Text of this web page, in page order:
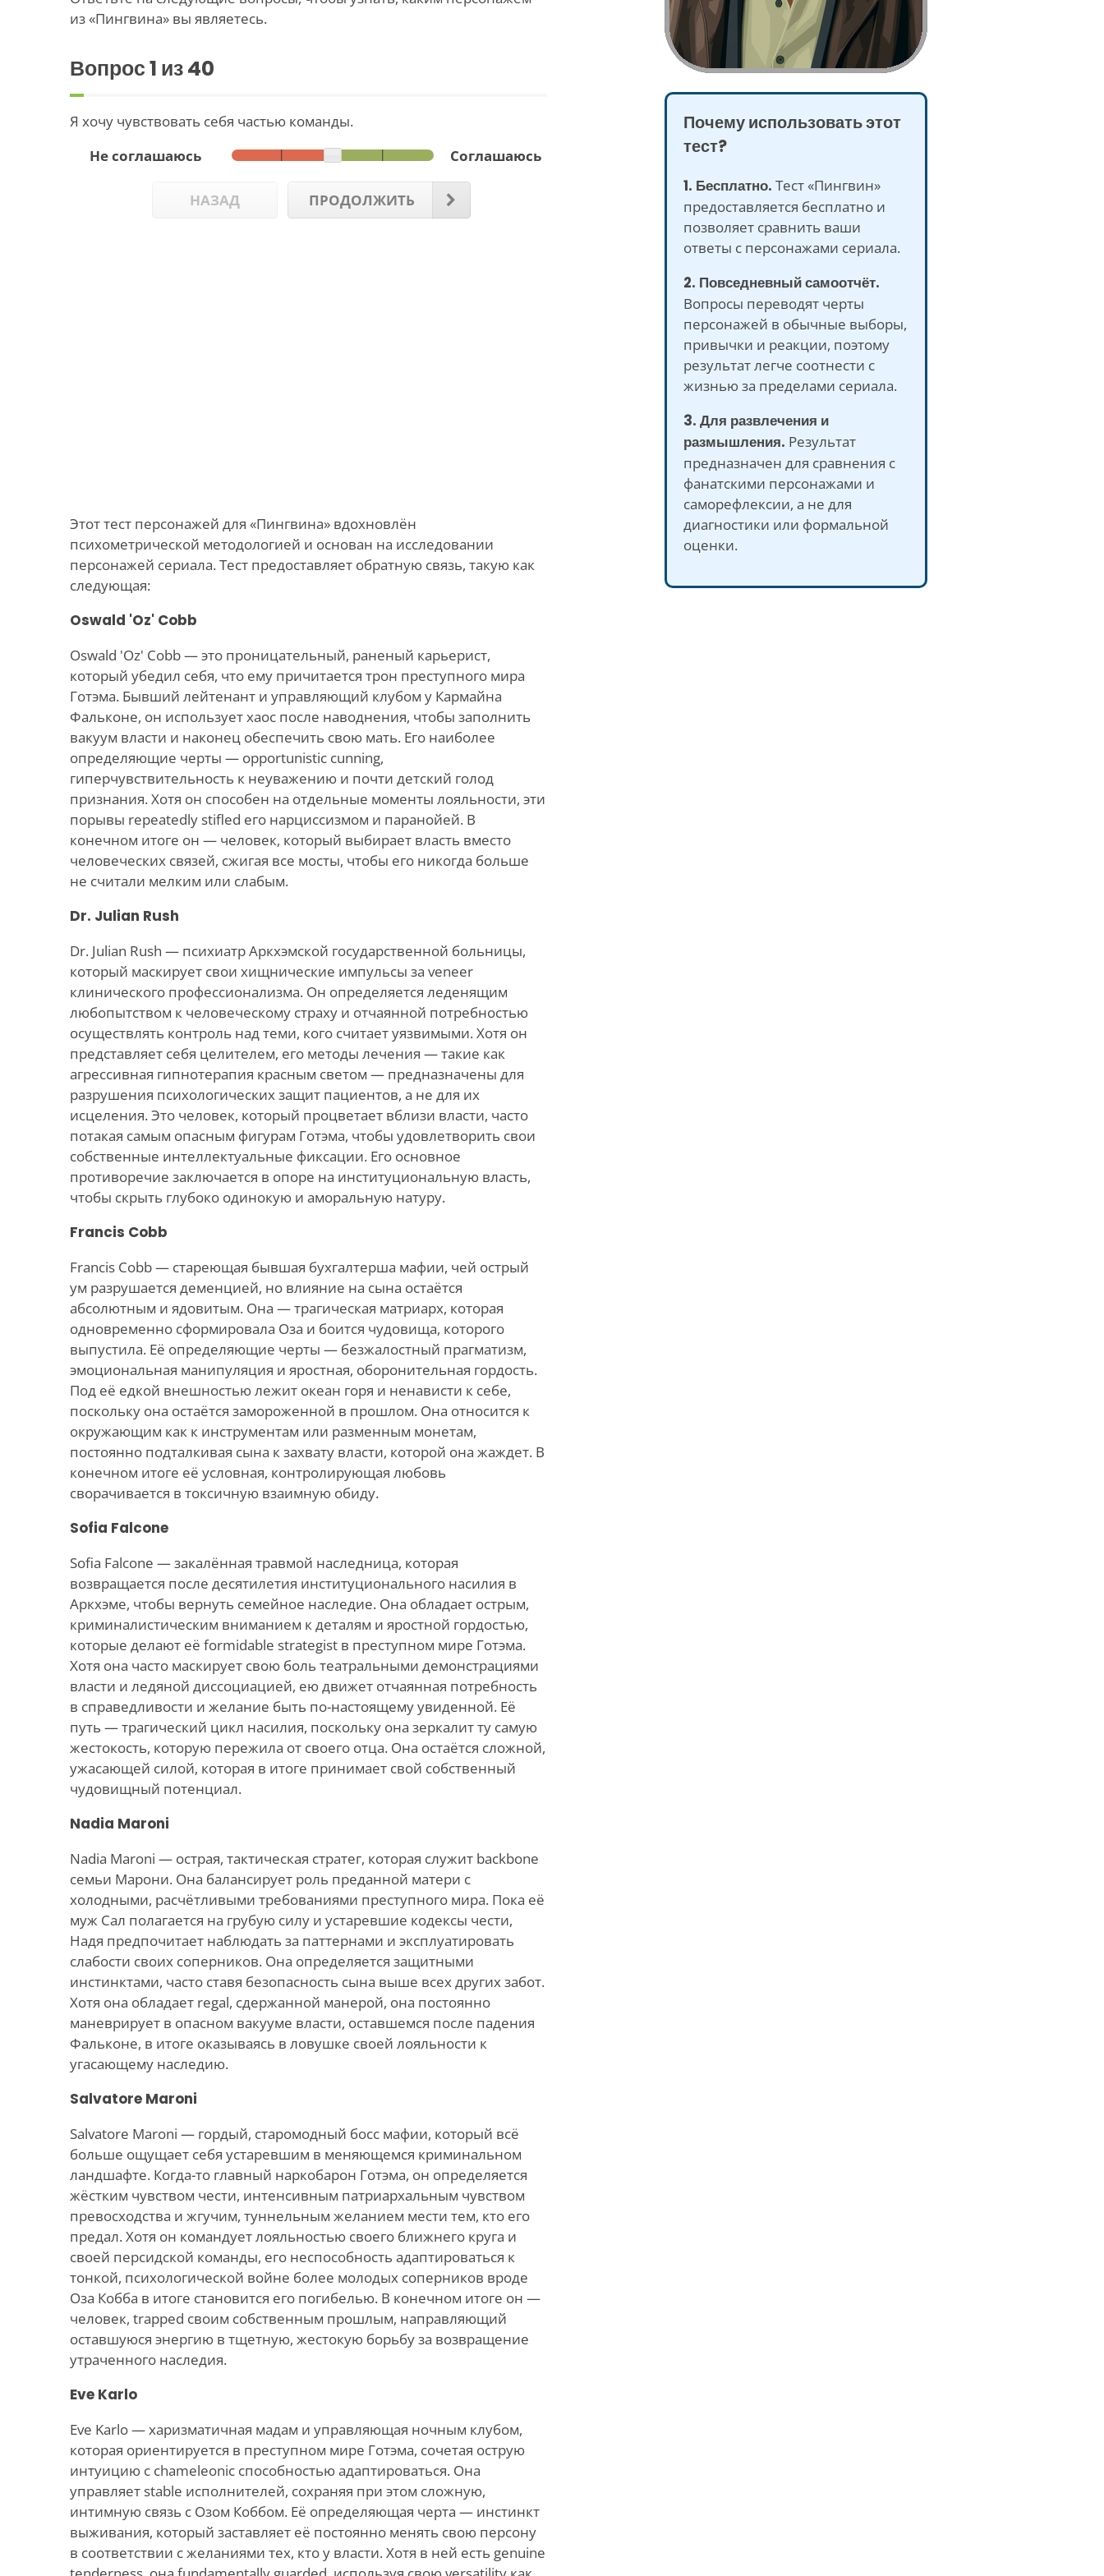
из «Пингвина» вы являетесь.
Вопрос1 из 40
Я хочу чувствовать себя частью команды.
Не соглашаюсь
Соглашаюсь
НАЗАД ПРОДОЛЖИТЬ
Этот тест персонажей для «Пингвина» вдохновлён
психометрической методологией и основан на исследовании
персонажей сериала. Тест предоставляет обратную связь, такую как
следующая:
Oswald 'Oz' Cobb
Oswald 'Oz' Cobb — это проницательный, раненый карьерист,
который убедил себя, что ему причитается трон преступного мира
Готэма. Бывший лейтенант и управляющий клубом у Кармайна
Фальконе, он использует хаос после наводнения, чтобы заполнить
вакуум власти и наконец обеспечить свою мать. Его наиболее
определяющие черты — opportunistic cunning,
гиперчувствительность к неуважению и почти детский голод
признания. Хотя он способен на отдельные моменты лояльности, эти
порывы repeatedly stifled его нарциссизмом и паранойей. В
конечном итоге он — человек, который выбирает власть вместо
человеческих связей, сжигая все мосты, чтобы его никогда больше
не считали мелким или слабым.
Dr. Julian Rush
Dr. Julian Rush — психиатр Аркхэмской государственной больницы,
который маскирует свои хищнические импульсы за veneer
клинического профессионализма. Он определяется леденящим
любопытством к человеческому страху и отчаянной потребностью
осуществлять контроль над теми, кого считает уязвимыми. Хотя он
представляет себя целителем, его методы лечения — такие как
агрессивная гипнотерапия красным светом — предназначены для
разрушения психологических защит пациентов, а не для их
исцеления. Это человек, который процветает вблизи власти, часто
потакая самым опасным фигурам Готэма, чтобы удовлетворить свои
собственные интеллектуальные фиксации. Его основное
противоречие заключается в опоре на институциональную власть,
чтобы скрыть глубоко одинокую и аморальную натуру.
Francis Cobb
Francis Cobb — стареющая бывшая бухгалтерша мафии, чей острый
ум разрушается деменцией, но влияние на сына остаётся
абсолютным и ядовитым. Она — трагическая матриарх, которая
одновременно сформировала Оза и боится чудовища, которого
выпустила. Её определяющие черты — безжалостный прагматизм,
эмоциональная манипуляция и яростная, оборонительная гордость.
Под её едкой внешностью лежит океан горя и ненависти к себе,
поскольку она остаётся замороженной в прошлом. Она относится к
окружающим как к инструментам или разменным монетам,
постоянно подталкивая сына к захвату власти, которой она жаждет. В
конечном итоге её условная, контролирующая любовь
сворачивается в токсичную взаимную обиду.
Sofia Falcone
Sofia Falcone — закалённая травмой наследница, которая
возвращается после десятилетия институционального насилия в
Аркхэме, чтобы вернуть семейное наследие. Она обладает острым,
криминалистическим вниманием к деталям и яростной гордостью,
которые делают её formidable strategist в преступном мире Готэма.
Хотя она часто маскирует свою боль театральными демонстрациями
власти и ледяной диссоциацией, ею движет отчаянная потребность
в справедливости и желание быть по-настоящему увиденной. Её
путь — трагический цикл насилия, поскольку она зеркалит ту самую
жестокость, которую пережила от своего отца. Она остаётся сложной,
ужасающей силой, которая в итоге принимает свой собственный
чудовищный потенциал.
Nadia Maroni
Nadia Maroni — острая, тактическая стратег, которая служит backbone
семьи Марони. Она балансирует роль преданной матери с
холодными, расчётливыми требованиями преступного мира. Пока её
муж Сал полагается на грубую силу и устаревшие кодексы чести,
Надя предпочитает наблюдать за паттернами и эксплуатировать
слабости своих соперников. Она определяется защитными
инстинктами, часто ставя безопасность сына выше всех других забот.
Хотя она обладает regal, сдержанной манерой, она постоянно
маневрирует в опасном вакууме власти, оставшемся после падения
Фальконе, в итоге оказываясь в ловушке своей лояльности к
угасающему наследию.
Salvatore Maroni
Salvatore Maroni — гордый, старомодный босс мафии, который всё
больше ощущает себя устаревшим в меняющемся криминальном
ландшафте. Когда-то главный наркобарон Готэма, он определяется
жёстким чувством чести, интенсивным патриархальным чувством
превосходства и жгучим, туннельным желанием мести тем, кто его
предал. Хотя он командует лояльностью своего ближнего круга и
своей персидской команды, его неспособность адаптироваться к
тонкой, психологической войне более молодых соперников вроде
Оза Кобба в итоге становится его погибелью. В конечном итоге он —
человек, trapped своим собственным прошлым, направляющий
оставшуюся энергию в тщетную, жестокую борьбу за возвращение
утраченного наследия.
Eve Karlo
Eve Karlo — харизматичная мадам и управляющая ночным клубом,
которая ориентируется в преступном мире Готэма, сочетая острую
интуицию с chameleonic способностью адаптироваться. Она
управляет stable исполнителей, сохраняя при этом сложную,
интимную связь с Озом Коббом. Её определяющая черта — инстинкт
выживания, который заставляет её постоянно менять свою персону
в соответствии с желаниями тех, кто у власти. Хотя в ней есть genuine
Почему использовать этот
тест?
1. Бесплатно. Тест «Пингвин»
предоставляется бесплатно и
позволяет сравнить ваши
ответы с персонажами сериала.
2. Повседневный самоотчёт.
Вопросы переводят черты
персонажей в обычные выборы,
привычки и реакции, поэтому
результат легче соотнести с
жизнью за пределами сериала.
3. Для развлечения и
размышления. Результат
предназначен для сравнения с
фанатскими персонажами и
саморефлексии, а не для
диагностики или формальной
оценки.